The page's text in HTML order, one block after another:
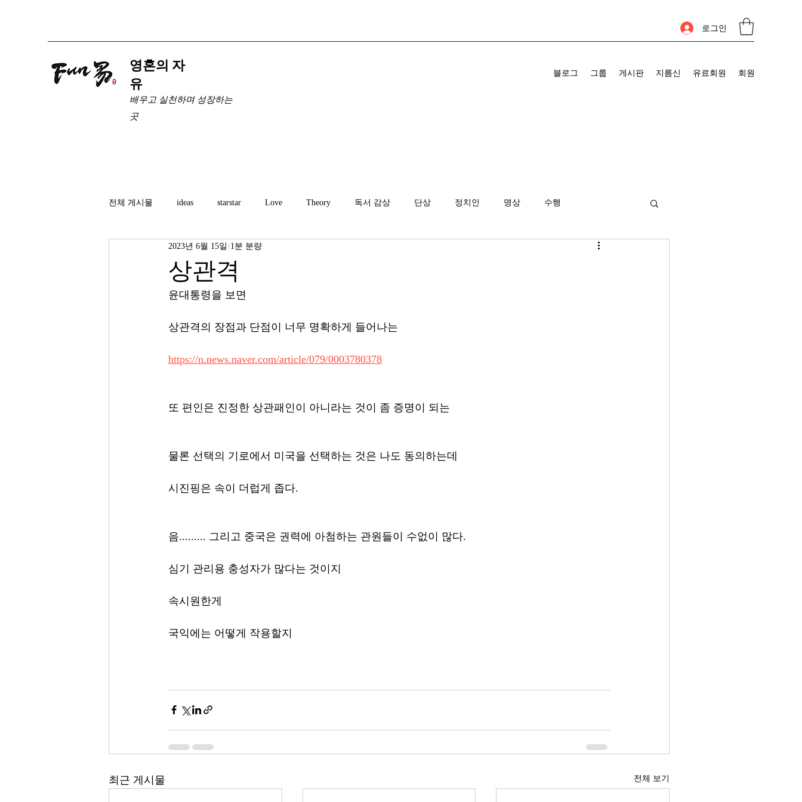
로그인
​영혼의 자
유
배우고 실천하며 성장하는
곳
블로그 그룹 게시판 지름신 유료회원 회원
전체 게시물 ideas starstar Love Theory 독서 감상 단상 정치인 명상 수행
상관격
2023년 6월 15일 1분 분량
윤대통령을 보면
상관격의 장점과 단점이 너무 명확하게 들어나는
https://n.news.naver.com/article/079/0003780378
또 편인은 진정한 상관패인이 아니라는 것이 좀 증명이 되는
물론 선택의 기로에서 미국을 선택하는 것은 나도 동의하는데
시진핑은 속이 더럽게 좁다.
음......... 그리고 중국은 권력에 아첨하는 관원들이 수없이 많다.
심기 관리용 충성자가 많다는 것이지
속시원한게
국익에는 어떻게 작용할지
최근 게시물 전체 보기